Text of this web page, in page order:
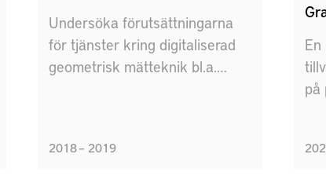
Undersöka förutsättningarna
för tjänster kring digitaliserad
geometrisk mätteknik bl.a.
2018 – 2019
på